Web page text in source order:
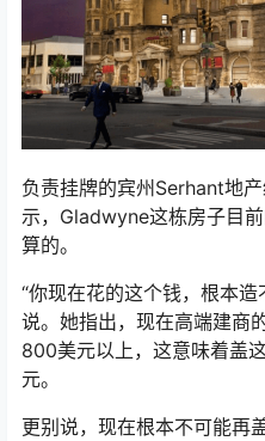
负责挂牌的宾州Serhant地
示，Gladwyne这栋房子目
算的。
“你现在花的这个钱，根本
说。她指出，现在高端建商
800美元以上，这意味着盖
元。
更别说，现在根本不可能再